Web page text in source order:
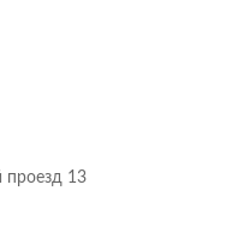
проезд 13